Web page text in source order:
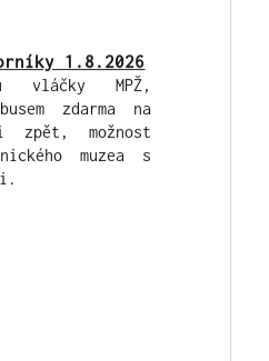
1.8.2026
zdarma na
zpět, možnost
muzea s